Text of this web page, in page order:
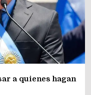
a quienes hagan